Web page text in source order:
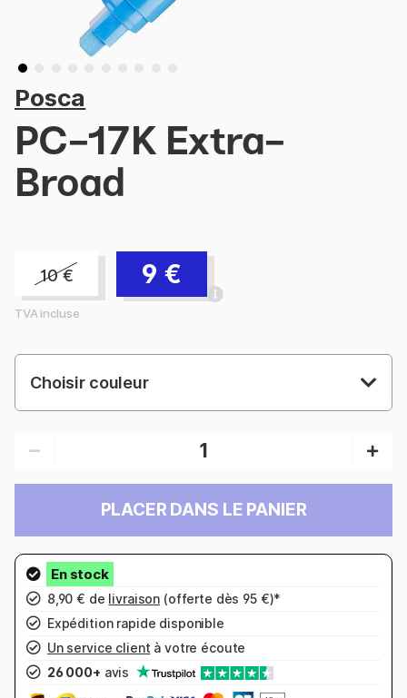
Posca
PC-17K Extra-
Broad
10€ 9 €
TVA incluse
Choisir couleur
PLACER DANS LE PANIER
8,90 € de livraison (offerte dès 95 €)*
Expédition rapide disponible
Un service client à votre écoute
26 000+ avis